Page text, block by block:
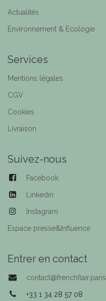
Actualités
Environnement & Ecologie
Services
Mentions légales
CGV
Cookies
Livraison
Suivez-nous
Facebook
Linkedin
Instagram
Espace presse&Influence
Entrer en contact
contact@frenchflair.paris
+33 1 34 28 57 08